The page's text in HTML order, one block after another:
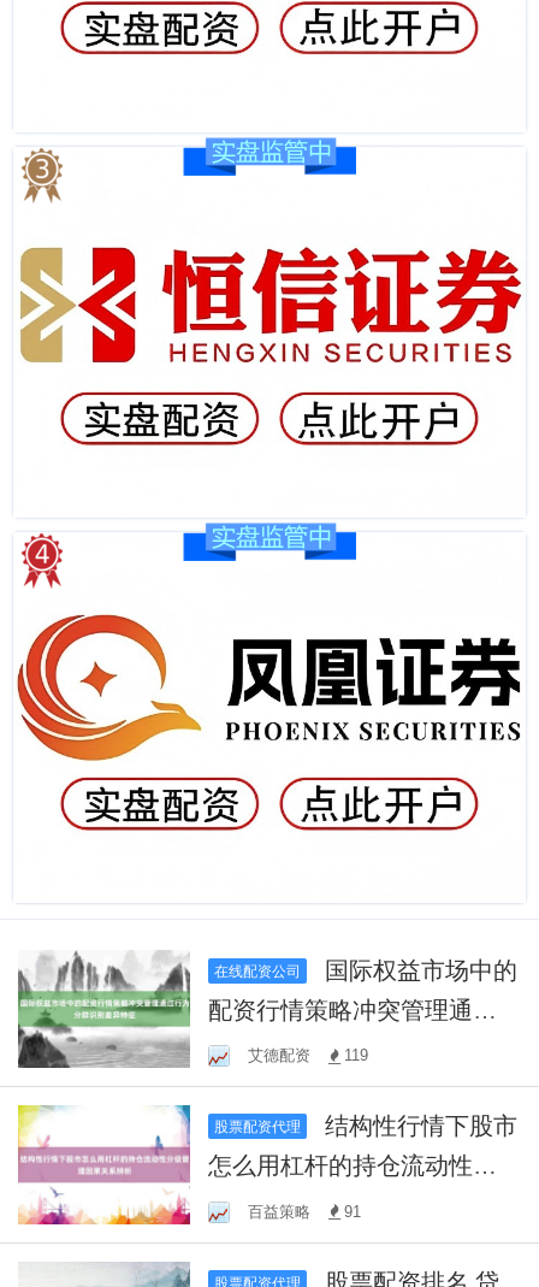
在线配资公司
配资行情策略冲突管理通过
行为分群识别差异特征
艾德配资 119
股票配资代理
结构性行情下股市
怎么用杠杆的持仓流动性分
级管理因果关系辨析
百益策略 91
股票配资代理